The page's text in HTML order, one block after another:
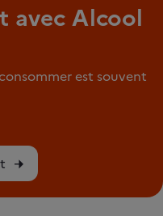
avec Alcool
est souvent